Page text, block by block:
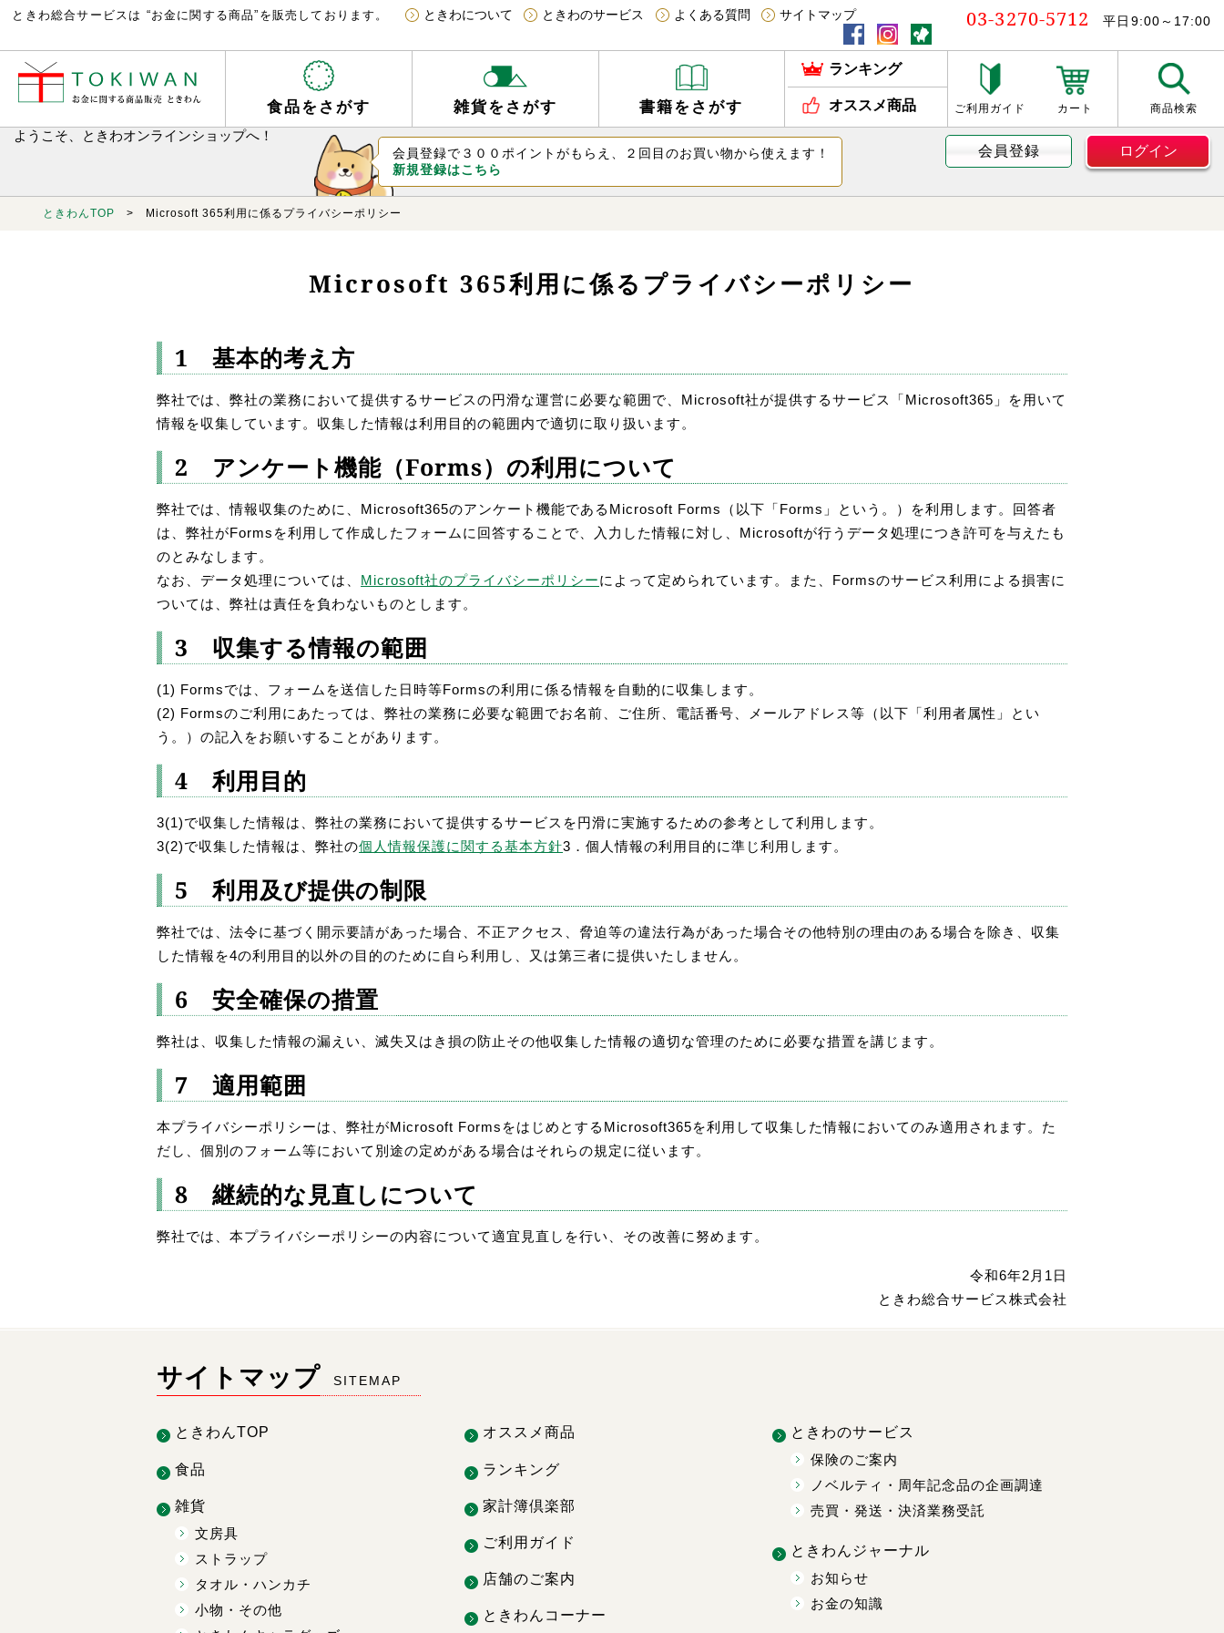
ときわ総合サービスは “お金に関する商品”を販売しております。 ときわについて ときわのサービス よくある質問 サイトマップ 03-3270-5712 平日9:00～17:00
食品をさがす 雑貨をさがす 書籍をさがす
ランキング
オススメ商品 ご利用ガイド カート 商品検索
ようこそ、ときわオンラインショップへ！
会員登録で３００ポイントがもらえ、２回目のお買い物から使えます！
新規登録はこちら
会員登録 ログイン
ときわんTOP > Microsoft 365利用に係るプライバシーポリシー
Microsoft 365利用に係るプライバシーポリシー
1 基本的考え方
弊社では、弊社の業務において提供するサービスの円滑な運営に必要な範囲で、Microsoft社が提供するサービス「Microsoft365」を用いて
情報を収集しています。収集した情報は利用目的の範囲内で適切に取り扱います。
2 アンケート機能（Forms）の利用について
弊社では、情報収集のために、Microsoft365のアンケート機能であるMicrosoft Forms（以下「Forms」という。）を利用します。回答者
は、弊社がFormsを利用して作成したフォームに回答することで、入力した情報に対し、Microsoftが行うデータ処理につき許可を与えたも
のとみなします。
なお、データ処理については、 Microsoft社のプライバシーポリシーによって定められています。また、Formsのサービス利用による損害に
ついては、弊社は責任を負わないものとします。
3 収集する情報の範囲
(1) Formsでは、フォームを送信した日時等Formsの利用に係る情報を自動的に収集します。
(2) Formsのご利用にあたっては、弊社の業務に必要な範囲でお名前、ご住所、電話番号、メールアドレス等（以下「利用者属性」とい
う。）の記入をお願いすることがあります。
4 利用目的
3(1)で収集した情報は、弊社の業務において提供するサービスを円滑に実施するための参考として利用します。
3(2)で収集した情報は、弊社の個人情報保護に関する基本方針3．個人情報の利用目的に準じ利用します。
5 利用及び提供の制限
弊社では、法令に基づく開示要請があった場合、不正アクセス、脅迫等の違法行為があった場合その他特別の理由のある場合を除き、収集
した情報を4の利用目的以外の目的のために自ら利用し、又は第三者に提供いたしません。
6 安全確保の措置
弊社は、収集した情報の漏えい、滅失又はき損の防止その他収集した情報の適切な管理のために必要な措置を講じます。
7 適用範囲
本プライバシーポリシーは、弊社がMicrosoft FormsをはじめとするMicrosoft365を利用して収集した情報においてのみ適用されます。た
だし、個別のフォーム等において別途の定めがある場合はそれらの規定に従います。
8 継続的な見直しについて
弊社では、本プライバシーポリシーの内容について適宜見直しを行い、その改善に努めます。
令和6年2月1日
ときわ総合サービス株式会社
サイトマップ SITEMAP
ときわんTOP
食品
雑貨
文房具
ストラップ
タオル・ハンカチ
小物・その他
オススメ商品
ランキング
家計簿倶楽部
ご利用ガイド
店舗のご案内
ときわんコーナー
ときわのサービス
保険のご案内
ノベルティ・周年記念品の企画調達
売買・発送・決済業務受託
ときわんジャーナル
お知らせ
お金の知識